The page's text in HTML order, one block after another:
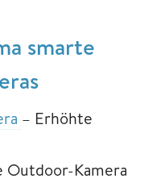
smarte
– Erhöhte
Outdoor-Kamera